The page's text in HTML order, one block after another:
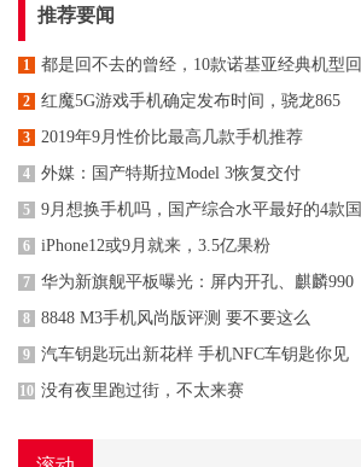
推荐要闻
1 都是回不去的曾经，10款诺基亚经典机型回
2 红魔5G游戏手机确定发布时间，骁龙865
3 2019年9月性价比最高几款手机推荐
4 外媒：国产特斯拉Model 3恢复交付
5 9月想换手机吗，国产综合水平最好的4款国
6 iPhone12或9月就来，3.5亿果粉
7 华为新旗舰平板曝光：屏内开孔、麒麟990
8 8848 M3手机风尚版评测 要不要这么
9 汽车钥匙玩出新花样 手机NFC车钥匙你见
10 没有夜里跑过街，不太来赛